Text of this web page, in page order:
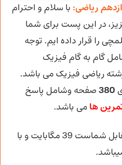
ریاضی: با سلام و احترام
در این پست برای شما
را قرار داده ایم. توجه
گام به گام فیزیک
ریاضی فیزیک می باشد.
380صفحه وشامل پاسخ
ها می باشد.
حجم فایل هایی که در مقابل شماست 39 مگابایت و با